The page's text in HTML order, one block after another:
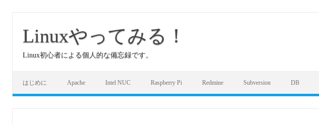
Linuxやってみる！
Linux初心者による個人的な備忘録です。
はじめに Apache Intel NUC Raspberry Pi Redmine Subversion DB